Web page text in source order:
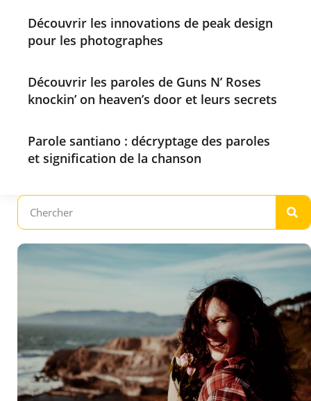
Découvrir les innovations de peak design
pour les photographes
Découvrir les paroles de Guns N’ Roses
knockin’ on heaven’s door et leurs secrets
Parole santiano : décryptage des paroles
et signification de la chanson